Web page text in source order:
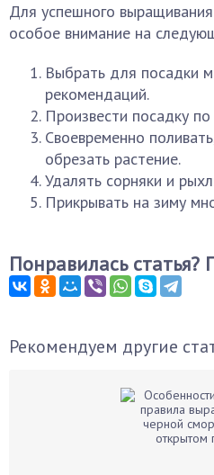
Для успешного
особое внимание на
Выбрать для посадки
рекомендаций.
Произвести посадку по
Своевременно
обрезать растение.
Удалять сорняки и
Прикрывать на зиму
Понравилась статья?
Рекомендуем другие